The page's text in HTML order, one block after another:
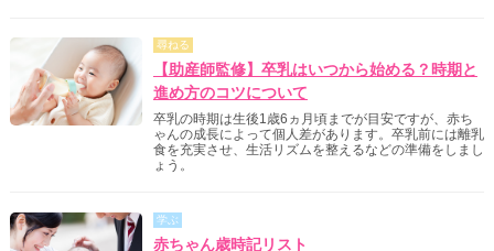
尋ねる
【助産師監修】卒乳はいつから始める？時期と
進め方のコツについて
卒乳の時期は生後1歳6ヵ月頃までが目安ですが、赤ち
ゃんの成長によって個人差があります。卒乳前には離乳
食を充実させ、生活リズムを整えるなどの準備をしまし
ょう。
学ぶ
赤ちゃん歳時記リスト